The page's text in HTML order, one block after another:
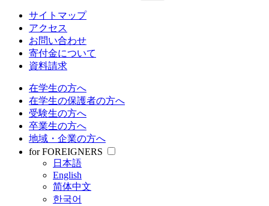
サイトマップ
アクセス
お問い合わせ
寄付金について
資料請求
在学生の方へ
在学生の保護者の方へ
受験生の方へ
卒業生の方へ
地域・企業の方へ
for FOREIGNERS
日本語
English
简体中文
한국어